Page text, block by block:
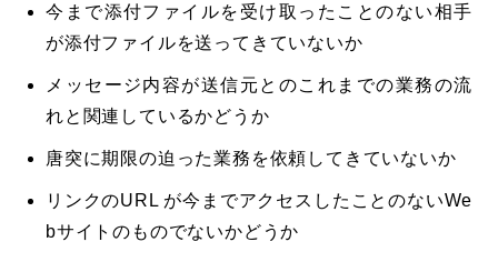
今まで添付ファイルを受け取ったことのない相手
が添付ファイルを送ってきていないか
メッセージ内容が送信元とのこれまでの業務の流
れと関連しているかどうか
唐突に期限の迫った業務を依頼してきていないか
リンクのURL が今までアクセスしたことのないWe
bサイトのものでないかどうか